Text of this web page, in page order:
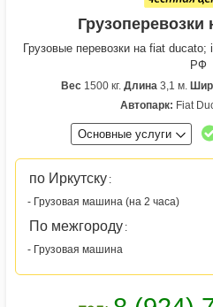
Грузоперевозки
Грузовые перевозки на fiat
РФ
Вес 1500 кг. Длина 3,1 м.
Автопарк: Fiat
Основные услуги
по Иркутску :
- Грузовая машина (на 2 часа)
По межгороду :
- Грузовая машина